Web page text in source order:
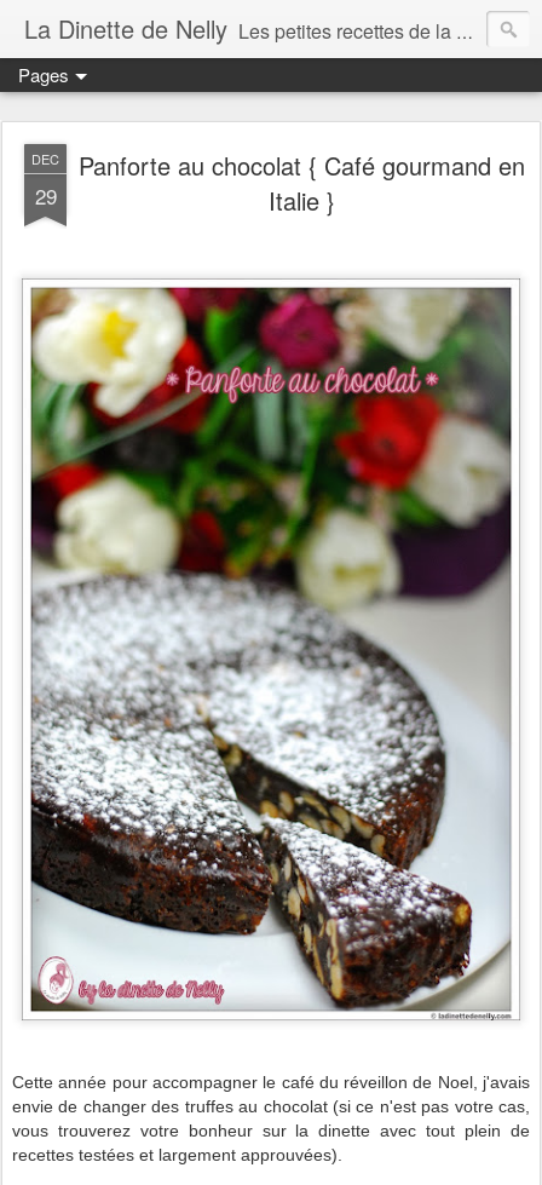
La Dinette de Nelly Les petites recettes de la dinette de Nelly. Des recettes simples, généreuses et gourmandes pour tous les jours c'est tout ça la dinette !
Pages
DEC
29
Panforte au chocolat { Café gourmand en
Italie }
Cette année pour accompagner le café du réveillon de Noel, j'avais
envie de changer des truffes au chocolat (si ce n'est pas votre cas,
vous trouverez votre bonheur sur la dinette avec tout plein de
recettes testées et largement approuvées).